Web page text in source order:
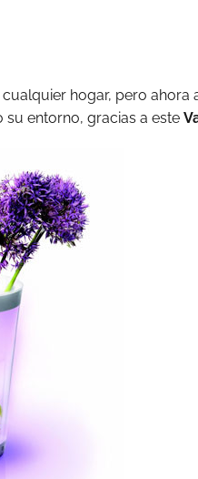
hogar, pero ahora
entorno, gracias a este